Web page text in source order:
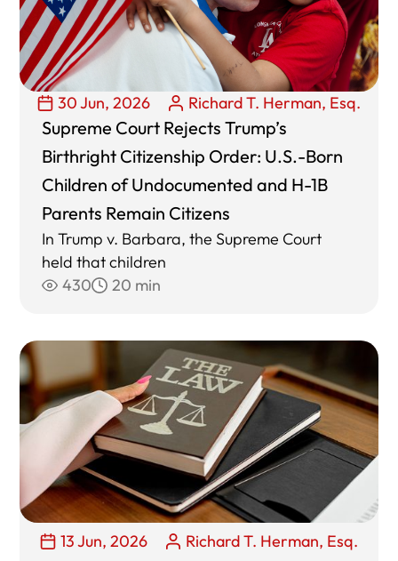
30 Jun, 2026 Richard T. Herman, Esq.
Supreme Court Rejects Trump’s
Birthright Citizenship Order: U.S.-Born
Children of Undocumented and H-1B
Parents Remain Citizens
In Trump v. Barbara, the Supreme Court
held that children
430
20 min
13 Jun, 2026 Richard T. Herman, Esq.